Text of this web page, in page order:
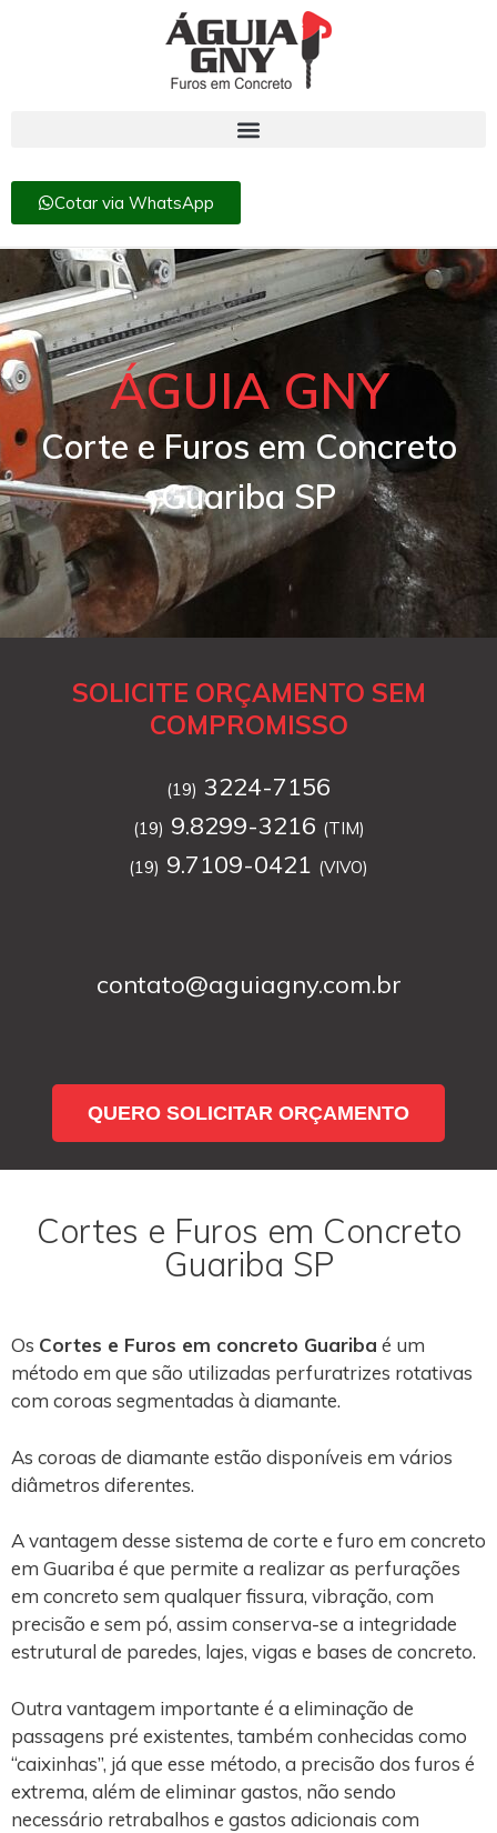
Cotar via WhatsApp
ÁGUIA GNY
Corte e Furos em Concreto
Guariba SP
SOLICITE ORÇAMENTO SEM
COMPROMISSO
(19) 3224-7156
(19) 9.8299-3216 (TIM)
(19) 9.7109-0421 (VIVO)
contato@aguiagny.com.br
QUERO SOLICITAR ORÇAMENTO
Cortes e Furos em Concreto
Guariba SP
Os Cortes e Furos em concreto Guariba é um
método em que são utilizadas perfuratrizes rotativas
com coroas segmentadas à diamante.
As coroas de diamante estão disponíveis em vários
diâmetros diferentes.
A vantagem desse sistema de corte e furo em concreto
em Guariba é que permite a realizar as perfurações
em concreto sem qualquer fissura, vibração, com
precisão e sem pó, assim conserva-se a integridade
estrutural de paredes, lajes, vigas e bases de concreto.
Outra vantagem importante é a eliminação de
passagens pré existentes, também conhecidas como
“caixinhas”, já que esse método, a precisão dos furos é
extrema, além de eliminar gastos, não sendo
necessário retrabalhos e gastos adicionais com